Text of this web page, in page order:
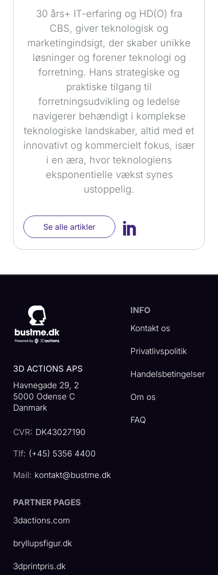
30 års+ IT-erfaring og HD(O) fra
CBS, giver teknologisk og
marketingindsigt, der skaber unikke
løsninger og forener teknologi og
forretning. Hans strategiske og
praktiske tilgang til
forretningsudvikling og ledelse
navigerer behændigt i komplekse
teknologiske landskaber, altid med et
innovativt og kommercielt fokus, især
i en æra, hvor teknologiens
eksponentielle vækst synes
ustoppelig.
Se alle artikler 
3D ACTIONS APS
Havnegade 29, 2
5000 Odense C
Danmark
CVR: DK43027190
Tlf: (+45) 5356 4400
Mail: kontakt@bustme.dk
INFO
Kontakt os
Privatlivspolitik
Handelsbetingelser
Om os
FAQ
PARTNER PAGES
3dactions.com
bryllupsfigur.dk
3dprintpris.dk